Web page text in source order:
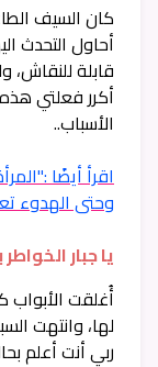
كان السيف
أحاول التحدث
قابلة للنقاش،
أكرر فعلتي
الأسباب..
اقرأ أيضًا
وحتى الهدوء
يا جبار
أُغلقت
لها، وانتهت
ربي أنت أعلم